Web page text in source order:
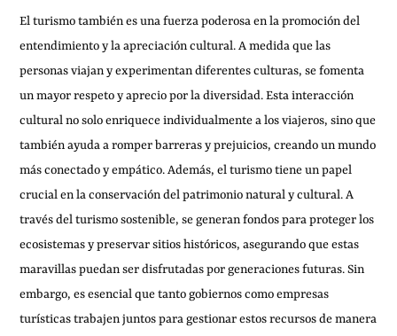
El turismo también es una fuerza poderosa en la promoción del
entendimiento y la apreciación cultural. A medida que las
personas viajan y experimentan diferentes culturas, se fomenta
un mayor respeto y aprecio por la diversidad. Esta interacción
cultural no solo enriquece individualmente a los viajeros, sino que
también ayuda a romper barreras y prejuicios, creando un mundo
más conectado y empático. Además, el turismo tiene un papel
crucial en la conservación del patrimonio natural y cultural. A
través del turismo sostenible, se generan fondos para proteger los
ecosistemas y preservar sitios históricos, asegurando que estas
maravillas puedan ser disfrutadas por generaciones futuras. Sin
embargo, es esencial que tanto gobiernos como empresas
turísticas trabajen juntos para gestionar estos recursos de manera